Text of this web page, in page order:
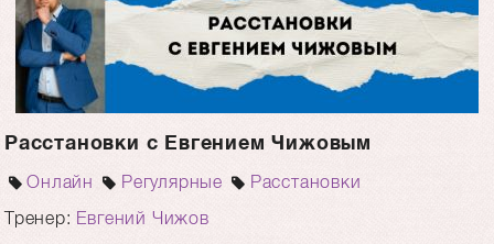
Расстановки с Евгением Чижовым
Онлайн Регулярные
Расстановки
Тренер: Евгений Чижов